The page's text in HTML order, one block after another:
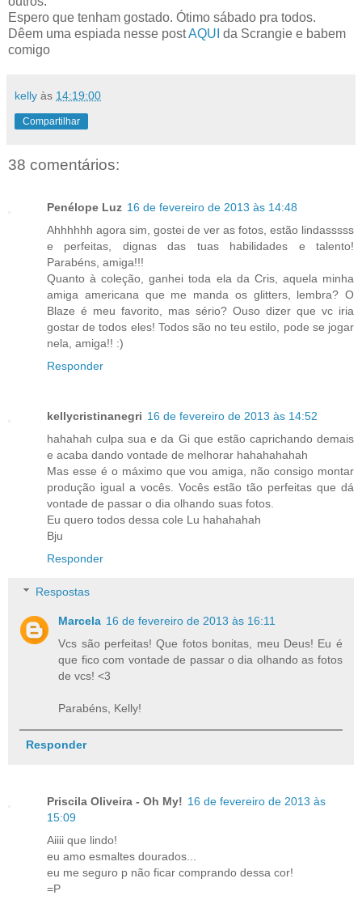
Espero que tenham gostado. Ótimo sábado pra todos.
Dêem uma espiada nesse postAQUI da Scrangie e babem
comigo
kelly às 14:19:00
Compartilhar
38 comentários:
Penélope Luz 16 de fevereiro de 2013 às 14:48
Ahhhhhh agora sim, gostei de ver as fotos, estão lindasssss
e perfeitas, dignas das tuas habilidades e talento!
Parabéns, amiga!!!
Quanto à coleção, ganhei toda ela da Cris, aquela minha
amiga americana que me manda os glitters, lembra? O
Blaze é meu favorito, mas sério? Ouso dizer que vc iria
gostar de todos eles! Todos são no teu estilo, pode se jogar
nela, amiga!! :)
Responder
kellycristinanegri 16 de fevereiro de 2013 às 14:52
hahahah culpa sua e da Gi que estão caprichando demais
e acaba dando vontade de melhorar hahahahahah
Mas esse é o máximo que vou amiga, não consigo montar
produção igual a vocês. Vocês estão tão perfeitas que dá
vontade de passar o dia olhando suas fotos.
Eu quero todos dessa cole Lu hahahahah
Bju
Responder
Respostas
Marcela 16 de fevereiro de 2013 às 16:11
Vcs são perfeitas! Que fotos bonitas, meu Deus! Eu é
que fico com vontade de passar o dia olhando as fotos
de vcs! <3
Parabéns, Kelly!
Responder
Priscila Oliveira - Oh My! 16 de fevereiro de 2013 às
15:09
Aiiii que lindo!
eu amo esmaltes dourados...
eu me seguro p não ficar comprando dessa cor!
=P